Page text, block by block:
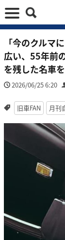
「今のクルマ
広い、55年前
を残した名車
2026/06/25 6:20
旧車FAN 月刊